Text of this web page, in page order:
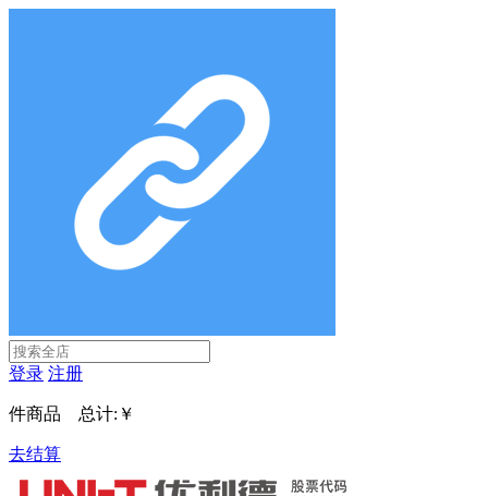
登录 注册
件商品 总计: ￥
去结算